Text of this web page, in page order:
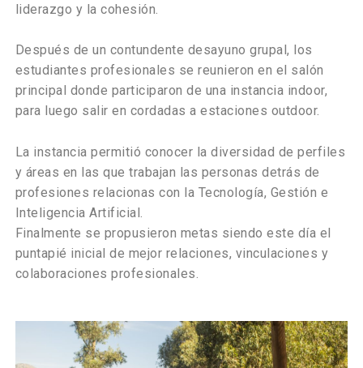
liderazgo y la cohesión.
Después de un contundente desayuno grupal, los
estudiantes profesionales se reunieron en el salón
principal donde participaron de una instancia indoor,
para luego salir en cordadas a estaciones outdoor.
La instancia permitió conocer la diversidad de perfiles
y áreas en las que trabajan las personas detrás de
profesiones relacionas con la Tecnología, Gestión e
Inteligencia Artificial.
Finalmente se propusieron metas siendo este día el
puntapié inicial de mejor relaciones, vinculaciones y
colaboraciones profesionales.